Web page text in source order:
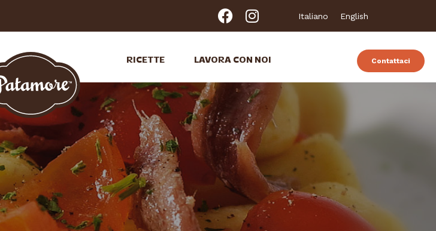
Italiano English
RICETTE LAVORA CON NOI Contattaci